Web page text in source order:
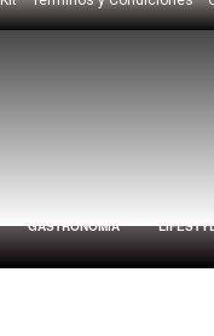
GASTRONOMÍA